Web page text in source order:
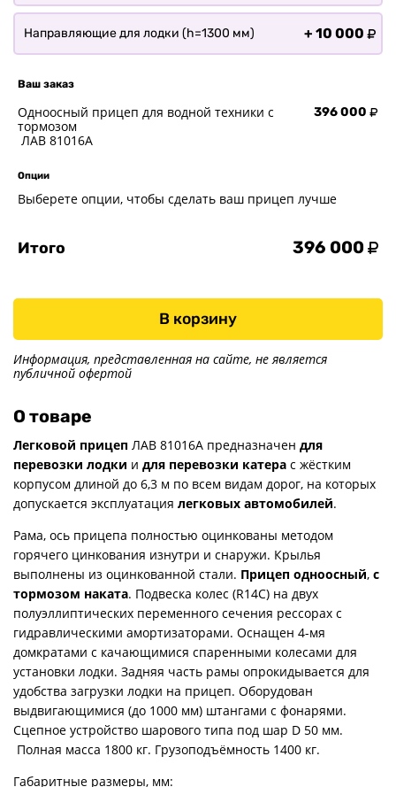
Направляющие для лодки (h=1300 мм) + 10 000
Ваш заказ
Одноосный прицеп для водной техники с
тормозом
ЛАВ 81016A
396 000
Опции
Выберете опции, чтобы сделать ваш прицеп лучше
Итого 396 000
В корзину
Информация, представленная на сайте, не является
публичной офертой
О товаре
Легковой прицеп ЛАВ 81016А предназначен для
перевозки лодки и для перевозки катера с жёстким
корпусом длиной до 6,3 м по всем видам дорог, на которых
допускается эксплуатация легковых автомобилей.
Рама, ось прицепа полностью оцинкованы методом
горячего цинкования изнутри и снаружи. Крылья
выполнены из оцинкованной стали. Прицеп одноосный, с
тормозом наката. Подвеска колес (R14С) на двух
полуэллиптических переменного сечения рессорах с
гидравлическими амортизаторами. Оснащен 4-мя
домкратами с качающимися спаренными колесами для
установки лодки. Задняя часть рамы опрокидывается для
удобства загрузки лодки на прицеп. Оборудован
выдвигающимися (до 1000 мм) штангами с фонарями.
Сцепное устройство шарового типа под шар D 50 мм.
Полная масса 1800 кг. Грузоподъёмность 1400 кг.
Габаритные размеры, мм: